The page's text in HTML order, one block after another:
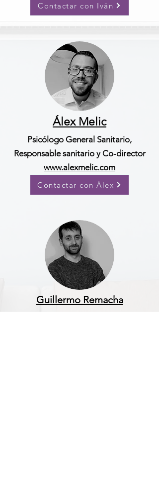
Contactar con Iván
Álex Melic
Psicólogo General Sanitario,
Responsable sanitario y Co-director
www.alexmelic.com
Contactar con Álex
Guillermo Remacha